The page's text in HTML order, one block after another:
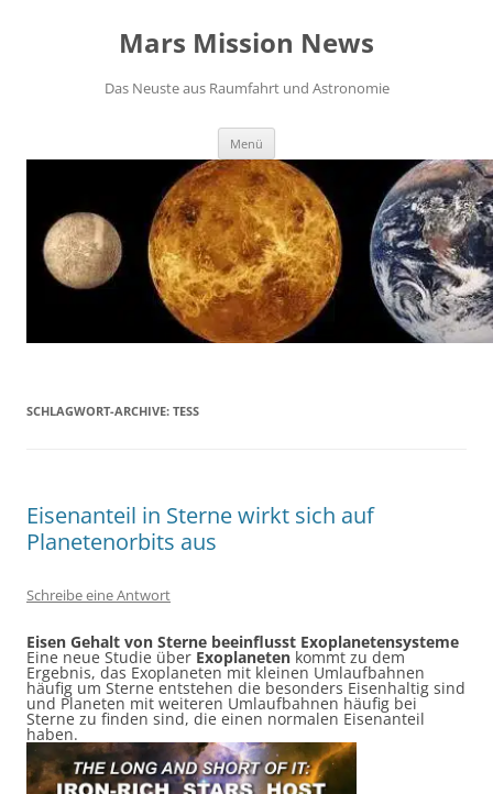
Mars Mission News
Das Neuste aus Raumfahrt und Astronomie
Menü
SCHLAGWORT-ARCHIVE: TESS
Eisenanteil in Sterne wirkt sich auf
Planetenorbits aus
Schreibe eine Antwort
Eisen Gehalt von Sterne beeinflusst Exoplanetensysteme
Eine neue Studie über Exoplaneten kommt zu dem
Ergebnis, das Exoplaneten mit kleinen Umlaufbahnen
häufig um Sterne entstehen die besonders Eisenhaltig sind
und Planeten mit weiteren Umlaufbahnen häufig bei
Sterne zu finden sind, die einen normalen Eisenanteil
haben.